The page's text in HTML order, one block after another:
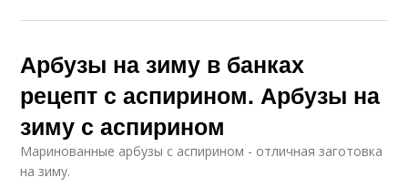
Арбузы на зиму в банках
рецепт с аспирином. Арбузы на
зиму с аспирином
Маринованные арбузы с аспирином - отличная заготовка
на зиму.